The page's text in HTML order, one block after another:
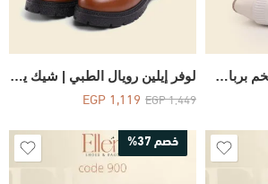
كوتشي طبي كاجوال فخم برباط استك سهل اللبس وحفر ليزر – كود 426 لوفر إيلين رويال الطبي | شيك يومي بلمسة فخمة – كود 297
EGP1,449
EGP1,119
خصم 37%